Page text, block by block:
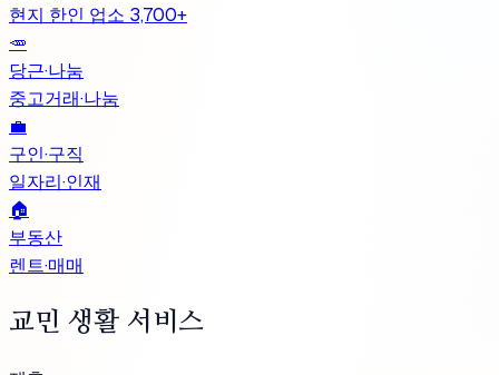
현지 한인 업소 3,700+
🥕
당근·나눔
중고거래·나눔
💼
구인·구직
일자리·인재
🏠
부동산
렌트·매매
교민 생활 서비스